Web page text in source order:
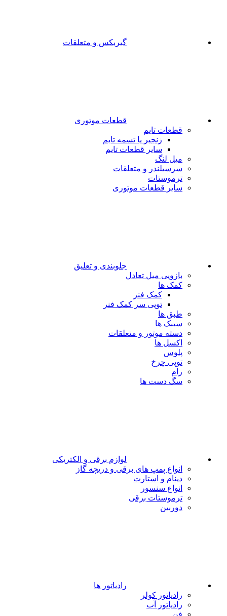
گیربکس و متعلقات
قطعات موتوری
قطعات تایم
زنجیر یا تسمه تایم
سایر قطعات تایم
میل لنگ
سرسیلندر و متعلقات
ترموستات
سایر قطعات موتوری
جلوبندی و تعلیق
بازویی میل تعادل
کمک ها
کمک فنر
توپی سر کمک فنر
طبق ها
سیبک ها
دسته موتور و متعلقات
اکسل ها
پلوس
توپی چرخ
رام
سگ دست ها
لوازم برقی و الکتریکی
انواع پمپ های برقی و دریچه گاز
دینام و استارت
انواع سنسور
ترموستات برقی
دوربین
رادیاتور ها
رادیاتور کولر
رادیاتور آب
فن